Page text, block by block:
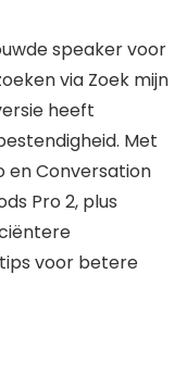
speaker voor
via Zoek mijn
heeft
Met
en Conversation
Pro 2, plus
voor betere